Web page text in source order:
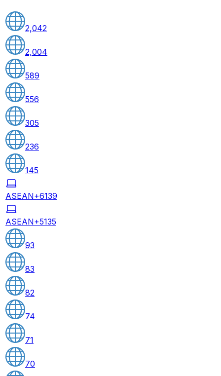
2,042
2,004
589
556
305
236
145
ASEAN+6139
ASEAN+5135
93
83
82
74
71
70